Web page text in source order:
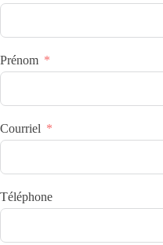
Prénom
Courriel
Téléphone